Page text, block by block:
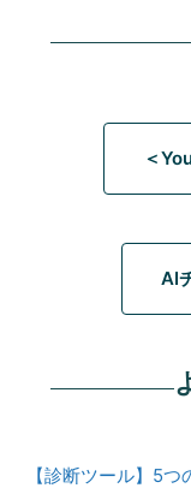
＜
AI
【診断ツール】5